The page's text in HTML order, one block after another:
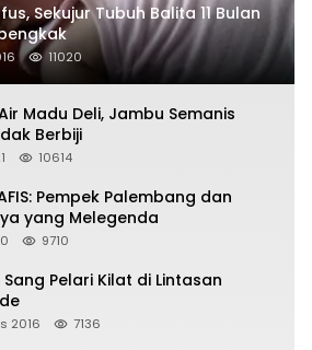
Sekujur Tubuh Balita 11 Bulan
11020
Madu Deli, Jambu Semanis
Berbiji
10614
Pempek Palembang dan
yang Melegenda
9710
Sang Pelari Kilat di Lintasan
2016 7136